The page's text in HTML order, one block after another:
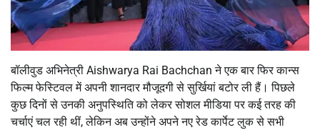
बॉलीवुड अभिनेत्री Aishwarya Rai Bachchan ने एक बार फिर कान्स
फिल्म फेस्टिवल में अपनी शानदार मौजूदगी से सुर्खियां बटोर ली हैं। पिछले
कुछ दिनों से उनकी अनुपस्थिति को लेकर सोशल मीडिया पर कई तरह की
चर्चाएं चल रही थीं, लेकिन अब उन्होंने अपने नए रेड कार्पेट लुक से सभी